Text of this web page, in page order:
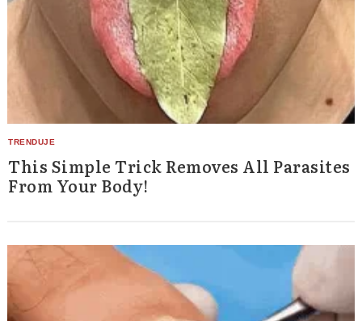
This Simple Trick Removes All Parasites
From Your Body!
for: